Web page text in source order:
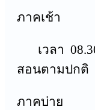
ภาคเช้า
เวลา
สอนตามปกติ
ภาคบ่าย